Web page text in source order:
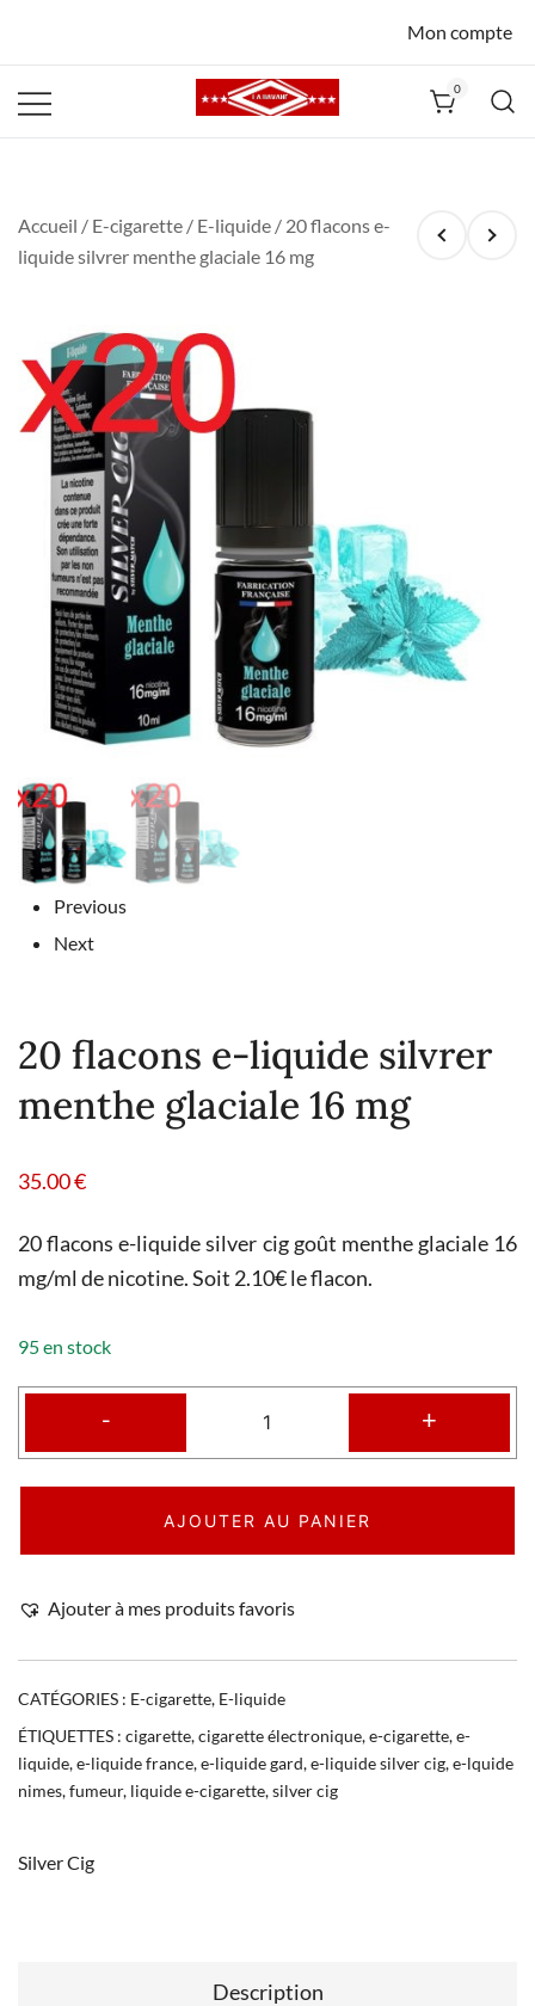
Mon compte
0
Accueil / E-cigarette / E-liquide / 20 flacons e-
liquide silvrer menthe glaciale 16 mg
Previous
Next
20 flacons e-liquide silvrer
menthe glaciale 16 mg
35.00€
20 flacons e-liquide silver cig goût menthe glaciale 16
mg/ml de nicotine. Soit 2.10€ le flacon.
95 en stock
- +
AJOUTER AU PANIER
Ajouter à mes produits favoris
CATÉGORIES : E-cigarette, E-liquide
ÉTIQUETTES : cigarette,cigarette électronique,e-cigarette,e-
liquide,e-liquide france,e-liquide gard,e-liquide silver cig,e-lquide
nimes,fumeur, liquide e-cigarette,silver cig
Silver Cig
Description